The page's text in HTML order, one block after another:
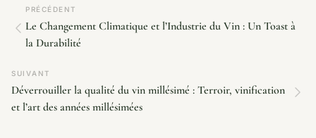
PRÉCÉDENT
Le Changement Climatique et l’Industrie du Vin : Un Toast à
la Durabilité
SUIVANT
Déverrouiller la qualité du vin millésimé : Terroir, vinification
et l’art des années millésimées